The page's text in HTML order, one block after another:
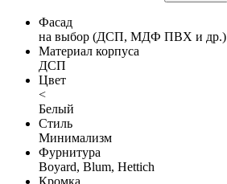
Фасад
на выбор (ДСП, МДФ ПВХ и др.)
Материал корпуса
ДСП
Цвет
<
Белый
Стиль
Минимализм
Фурнитура
Boyard, Blum, Hettich
Кромка